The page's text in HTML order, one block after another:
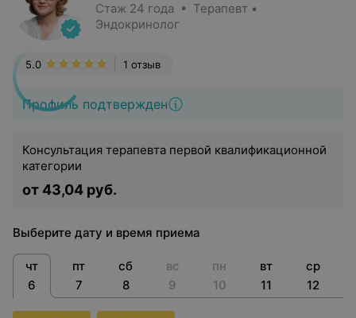
Стаж 24 года • Терапевт •
Эндокринолог
Профиль подтвержден
1 отзыв
5.0
Консультация терапевта первой квалификационной
категории
от 43,04 руб.
Выберите дату и время приема
чт
6
пт
7
сб
8
вс
9
пн
10
вт
11
ср
12